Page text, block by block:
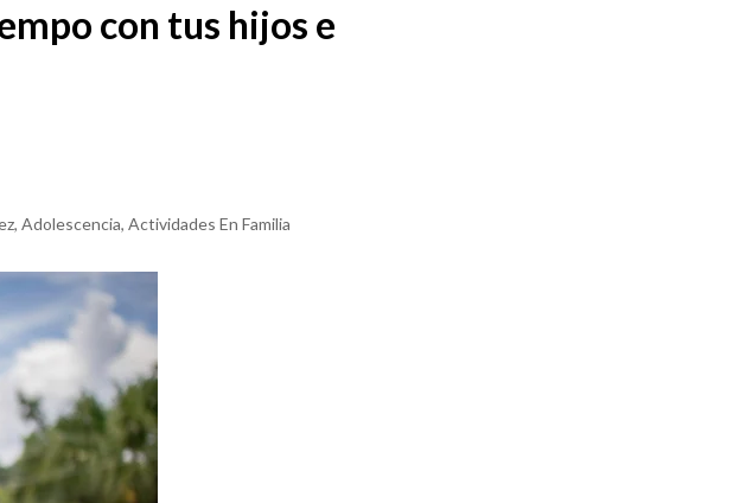
con tus hijos e
Adolescencia, Actividades En Familia